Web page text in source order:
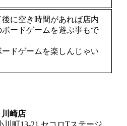
に空き時間があれば店内
ボードゲームを遊ぶ事もで
ドゲームを楽しんじゃい
崎店
町13-21 セコロTステージ